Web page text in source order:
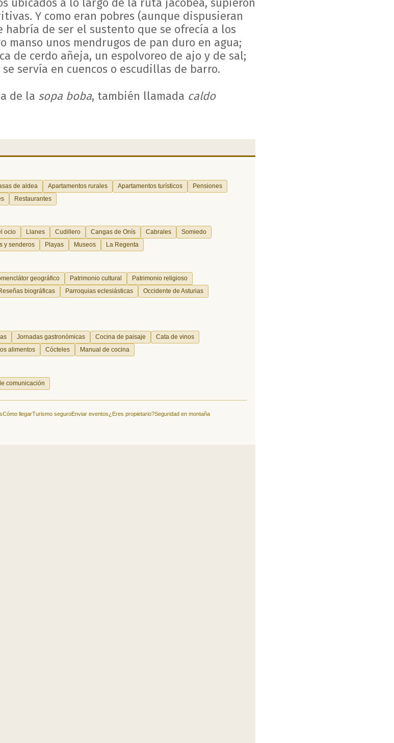
Y como eran pobres (aunque dispusieran
habría de ser el sustento que se ofrecía a los
manso unos mendrugos de pan duro en agua;
de cerdo añeja, un espolvoreo de ajo y de sal;
servía en cuencos o escudillas de barro.
de la sopa boba, también llamada caldo